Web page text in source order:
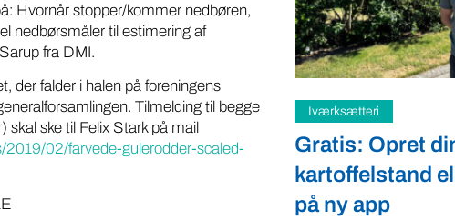
Hvornår stopper/kommer nedbøren,
nedbørsmåler til estimering af
fra DMI.
der falder i halen på foreningens
Tilmelding til begge
ske til Felix Stark på mail
2019/02/farvede-gulerodder-scaled-
Opret din
ny app
Samfund
Fredspligt giver
strategisk fordel
Arbejdsgiverforeningen